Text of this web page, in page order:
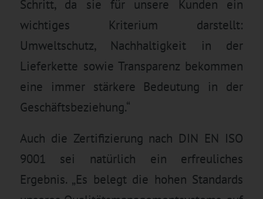
Schritt, da sie für unsere Kunden ein
wichtiges Kriterium darstellt:
Umweltschutz, Nachhaltigkeit in der
Lieferkette sowie Transparenz bekommen
eine immer stärkere Bedeutung in der
Geschäftsbeziehung.“
Auch die Zertifizierung nach DIN EN ISO
9001 sei natürlich ein erfreuliches
Ergebnis. „Es belegt die hohen Standards